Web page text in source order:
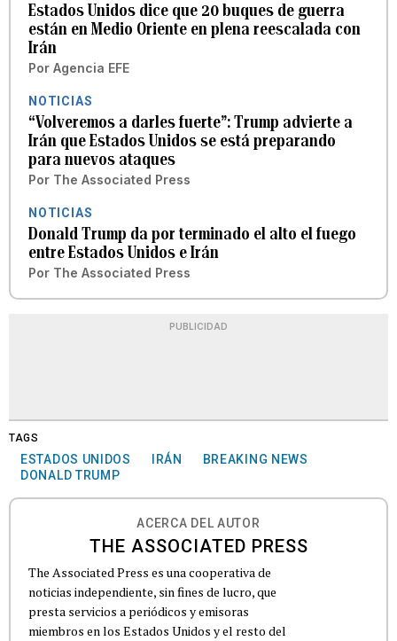
Estados Unidos dice que 20 buques de guerra
están en Medio Oriente en plena reescalada con
Irán
Por Agencia EFE
NOTICIAS
“Volveremos a darles fuerte”: Trump advierte a
Irán que Estados Unidos se está preparando
para nuevos ataques
Por The Associated Press
NOTICIAS
Donald Trump da por terminado el alto el fuego
entre Estados Unidos e Irán
Por The Associated Press
PUBLICIDAD
TAGS
ESTADOS UNIDOS IRÁN
BREAKING NEWS
DONALD TRUMP
ACERCA DEL AUTOR
THE ASSOCIATED PRESS
The Associated Press es una cooperativa de
noticias independiente, sin fines de lucro, que
presta servicios a periódicos y emisoras
miembros en los Estados Unidos y el resto del